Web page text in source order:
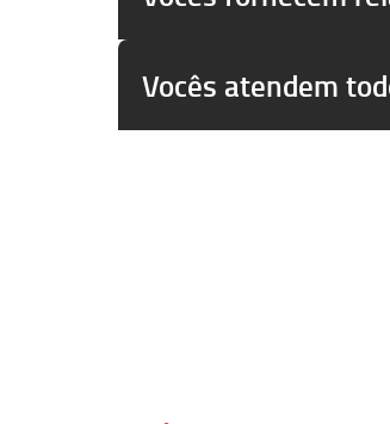
Vocês atendem